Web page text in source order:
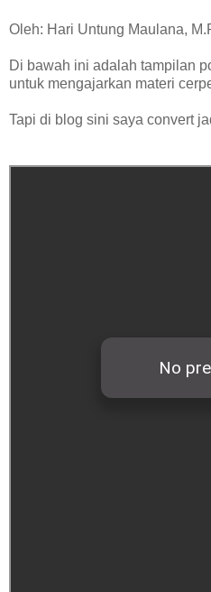
Oleh: Hari Untung Maulana,
Di bawah ini adalah tampilan
untuk mengajarkan materi
Tapi di blog sini saya convert